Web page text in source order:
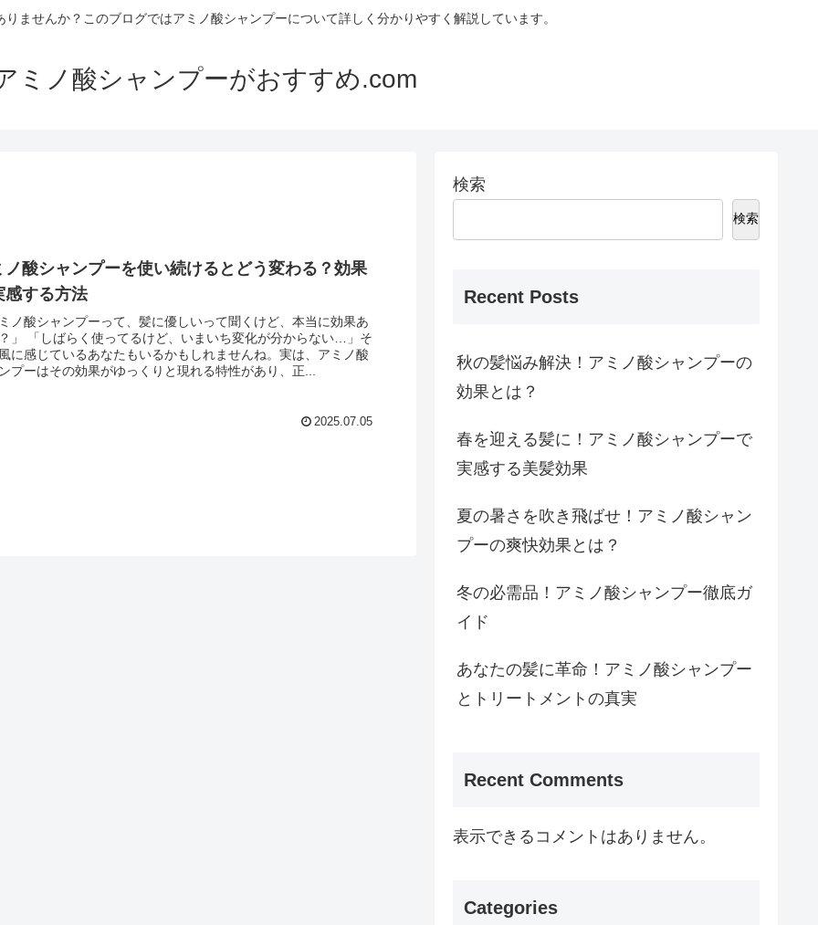
ませんか？このブログではアミノ酸シャンプーについて詳しく分かりやすく解説しています。
ミノ酸シャンプーがおすすめ.com
ノ酸シャンプーを使い続けるとどう変わる？効果
感する方法
ミノ酸シャンプーって、髪に優しいって聞くけど、本当に効果あ
」 「しばらく使ってるけど、いまいち変化が分からない…」そ
に感じているあなたもいるかもしれませんね。実は、アミノ酸
プーはその効果がゆっくりと現れる特性があり、正...
2025.07.05
検索
検索
Recent Posts
秋の髪悩み解決！アミノ酸シャンプーの
効果とは？
春を迎える髪に！アミノ酸シャンプーで
実感する美髪効果
夏の暑さを吹き飛ばせ！アミノ酸シャン
プーの爽快効果とは？
冬の必需品！アミノ酸シャンプー徹底ガ
イド
あなたの髪に革命！アミノ酸シャンプー
とトリートメントの真実
Recent Comments
表示できるコメントはありません。
Categories